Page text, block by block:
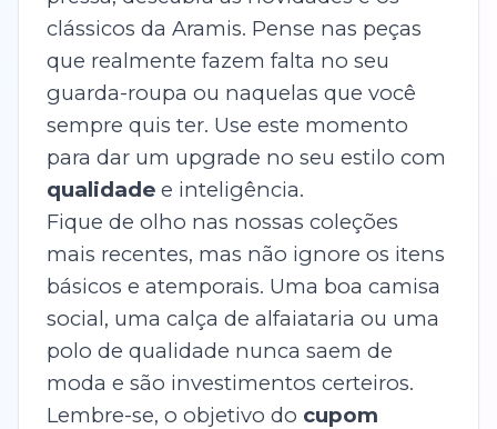
clássicos da Aramis. Pense nas peças
que realmente fazem falta no seu
guarda-roupa ou naquelas que você
sempre quis ter. Use este momento
para dar um upgrade no seu estilo com
qualidadee inteligência.
Fique de olho nas nossas coleções
mais recentes, mas não ignore os itens
básicos e atemporais. Uma boa camisa
social, uma calça de alfaiataria ou uma
polo de qualidade nunca saem de
moda e são investimentos certeiros.
Lembre-se, o objetivo do cupom